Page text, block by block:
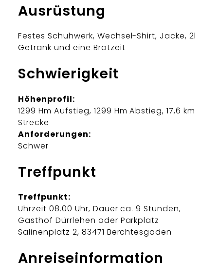
Ausrüstung
Festes Schuhwerk, Wechsel-Shirt, Jacke, 2l
Getränk und eine Brotzeit
Schwierigkeit
Höhenprofil:
1299 Hm Aufstieg, 1299 Hm Abstieg, 17,6 km
Strecke
Anforderungen:
Schwer
Treffpunkt
Treffpunkt:
Uhrzeit 08.00 Uhr, Dauer ca. 9 Stunden,
Gasthof Dürrlehen oder Parkplatz
Salinenplatz 2, 83471 Berchtesgaden
Anreiseinformation